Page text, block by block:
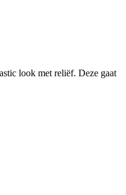
look met reliëf. Deze gaat